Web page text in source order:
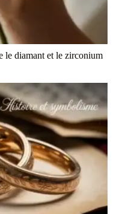
le diamant et le zirconium